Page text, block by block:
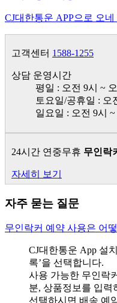
CJ대한통운 APP으로 오
고객센터 1588-1255
상담 운영시간
평일 : 오전 9시 ~
토요일/공휴일 : 오
일요일 : 오전 9시
24시간 연중무휴 무인락
자세히 보기
자주 묻는 질문
무인락커 예약 사용은 어
CJ대한통운 App 설
록’을 선택합니다.
사용 가능한 무인락
분, 상품정보를 입력
선택하시면 배송 예